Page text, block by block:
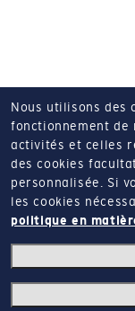
Nous utilisons des
fonctionnement de
activités et celles
des cookies
personnalisée.
Si
les cookies
politique en